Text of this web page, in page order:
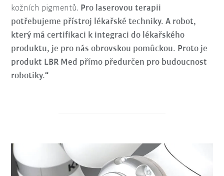
kožních pigmentů. Pro laserovou terapii
potřebujeme přístroj lékařské techniky. A robot,
který má certifikaci k integraci do lékařského
produktu, je pro nás obrovskou pomůckou. Proto je
produkt LBR Med přímo předurčen pro budoucnost
robotiky.“